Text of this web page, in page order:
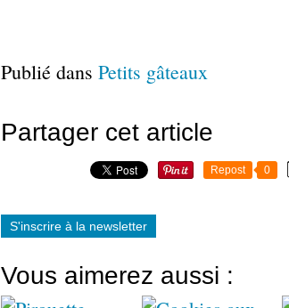
Publié dans Petits gâteaux
Partager cet article
Repost 0
S'inscrire à la newsletter
Vous aimerez aussi :